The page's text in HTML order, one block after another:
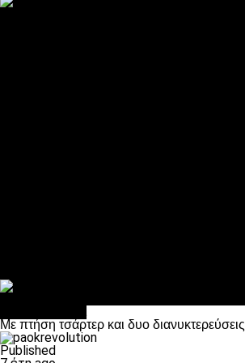
Με πτήση τσάρτερ και δυο διανυκτερεύσεις
Published